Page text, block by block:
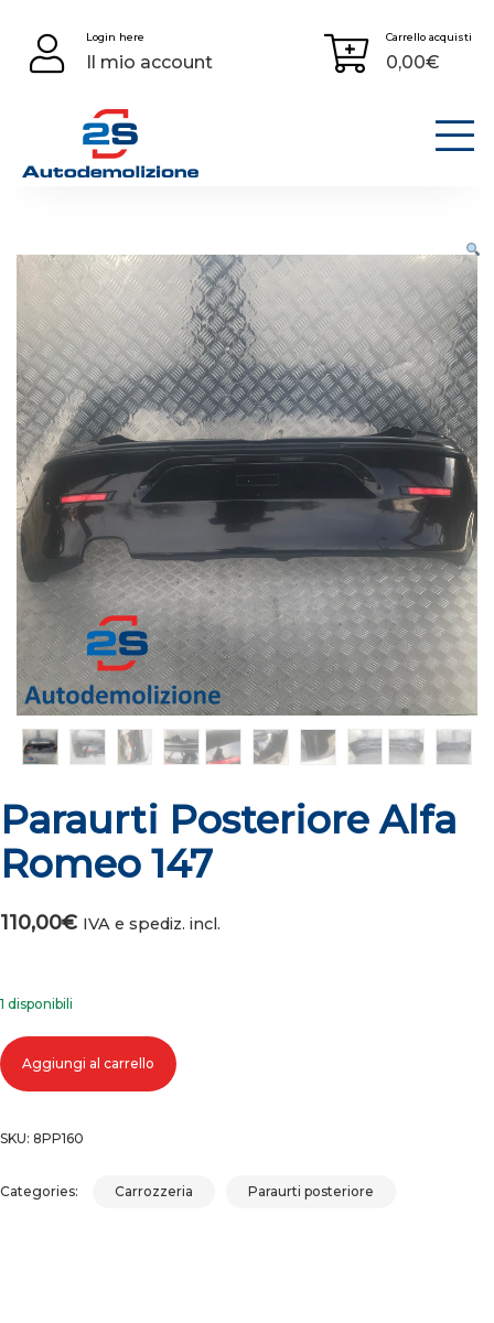
content
Login here
Il mio account
Carrello acquisti
0,00€
Paraurti Posteriore Alfa
Romeo 147
110,00€ IVA e spediz. incl.
1 disponibili
Paraurti posteriore alfa romeo 147 quantità
Aggiungi al carrello
SKU: 8PP160
Categories: Carrozzeria Paraurti posteriore